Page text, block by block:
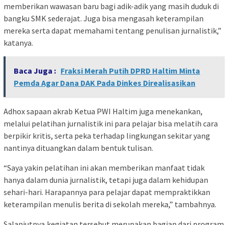
memberikan wawasan baru bagi adik-adik yang masih duduk di
bangku SMK sederajat. Juga bisa mengasah keterampilan
mereka serta dapat memahami tentang penulisan jurnalistik,”
katanya.
Baca Juga : Fraksi Merah Putih DPRD Haltim Minta
Pemda Agar Dana DAK Pada Dinkes Direalisasikan
Adhox sapaan akrab Ketua PWI Haltim juga menekankan,
melalui pelatihan jurnalistik ini para pelajar bisa melatih cara
berpikir kritis, serta peka terhadap lingkungan sekitar yang
nantinya dituangkan dalam bentuk tulisan.
“Saya yakin pelatihan ini akan memberikan manfaat tidak
hanya dalam dunia jurnalistik, tetapi juga dalam kehidupan
sehari-hari. Harapannya para pelajar dapat mempraktikkan
keterampilan menulis berita di sekolah mereka,” tambahnya.